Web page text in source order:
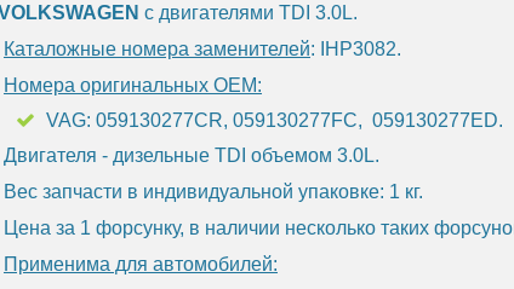
с двигателями TDI 3.0L.
Каталожные номера заменителей: IHP3082.
Номера оригинальных OEM:
VAG: 059130277CR, 059130277FC, 059130277ED.
Двигателя - дизельные TDI объемом 3.0L.
Вес запчасти в индивидуальной упаковке: 1 кг.
Цена за 1 форсунку, в наличии несколько таких
Применима для автомобилей: